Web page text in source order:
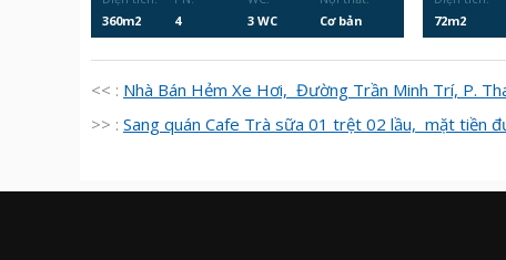
360m2
4
3 WC
Cơ bản
72m2
<< : Nhà Bán Hẻm Xe Hơi, Đường Trần Minh Trí, P.
>> : Sang quán Cafe Trà sữa 01 trệt 02 lầu, mặt tiền